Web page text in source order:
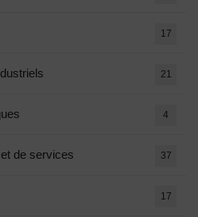
17
21
4
de services 37
17